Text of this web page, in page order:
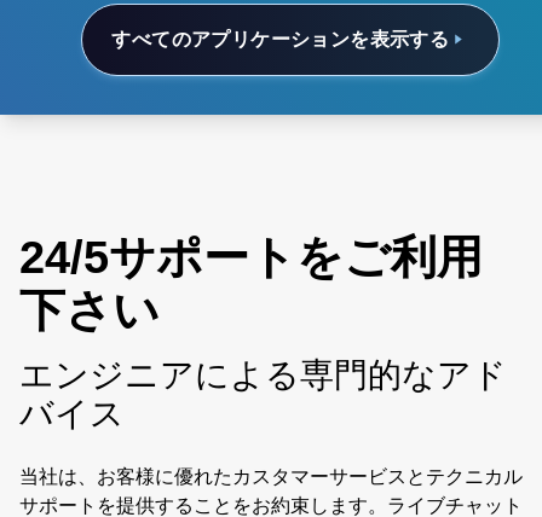
すべてのアプリケーションを表示する
24/5サポートをご利用
下さい
エンジニアによる専門的なアド
バイス
当社は、お客様に優れたカスタマーサービスとテクニカル
サポートを提供することをお約束します。ライブチャット